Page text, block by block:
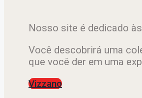
Nosso site é dedicado
Você descobrirá uma
que você der em uma
Vizzano